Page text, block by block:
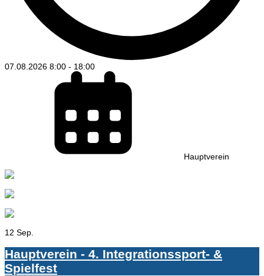
07.08.2026 8:00 - 18:00
Hauptverein
12 Sep.
Hauptverein - 4. Integrationssport- &
Spielfest